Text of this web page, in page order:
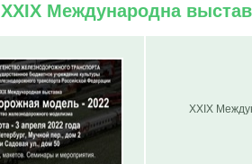
XXIX Международна
XXIX